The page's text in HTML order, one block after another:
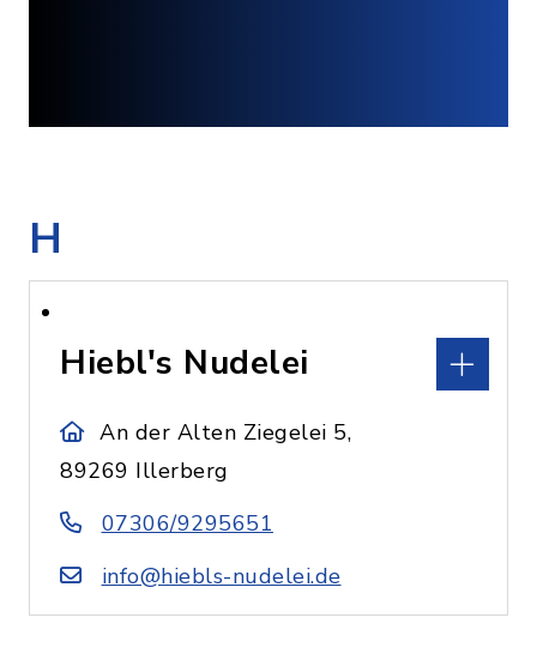
H
Hiebl's Nudelei
An der Alten Ziegelei 5,
89269 Illerberg
07306/9295651
info@hiebls-nudelei.de